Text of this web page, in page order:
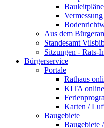
Bauleitpläne
Vermessung
Aus dem
Standesamt
Sitzungen - Rats-
Bürgerservice
Portale
Rathaus
KITA online
Karten /
Baugebiete
Baugebiete